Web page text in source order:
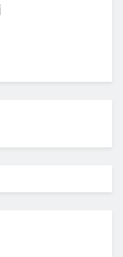
Dunia
dari